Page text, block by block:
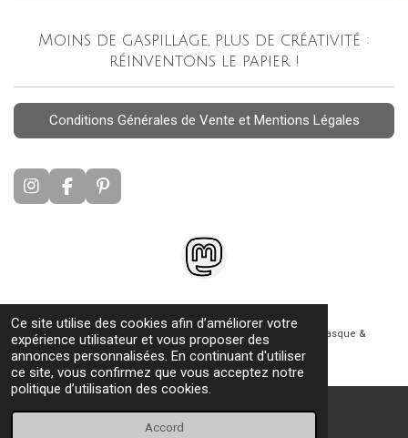
Ce site utilise des cookies afin d’améliorer votre
expérience utilisateur et vous proposer des
annonces personnalisées. En continuant d'utiliser
ce site, vous confirmez que vous acceptez notre
politique d’utilisation des cookies.
Accord
Moins de gaspillage, plus de créativité :
réinventons le papier !
Conditions Générales de Vente et Mentions Légales
I
n
a
m
F
a
k
P
i
s
t
Mastodon
© 2026 L'Atelier Feuille à Feuille, papier recyclé artisanal - Pays Basque &
Landes - France